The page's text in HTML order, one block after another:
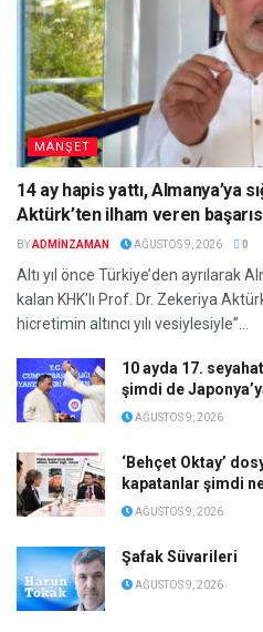
MANŞET
14 ay hapis yattı, Almanya’ya
Aktürk’ten ilham veren
BYADMINZAMAN AĞUSTOS 9, 2026 0
Altı yıl önce Türkiye’den ayrılarak
kalan KHK’lı Prof. Dr. Zekeriya
hicretimin altıncı yılı vesiylesiyle”...
10 ayda 17.
şimdi de
AĞUSTOS 9, 2026
‘Behçet Oktay’
kapatanlar şimdi
AĞUSTOS 9, 2026
Şafak Süvarileri
AĞUSTOS 9, 2026